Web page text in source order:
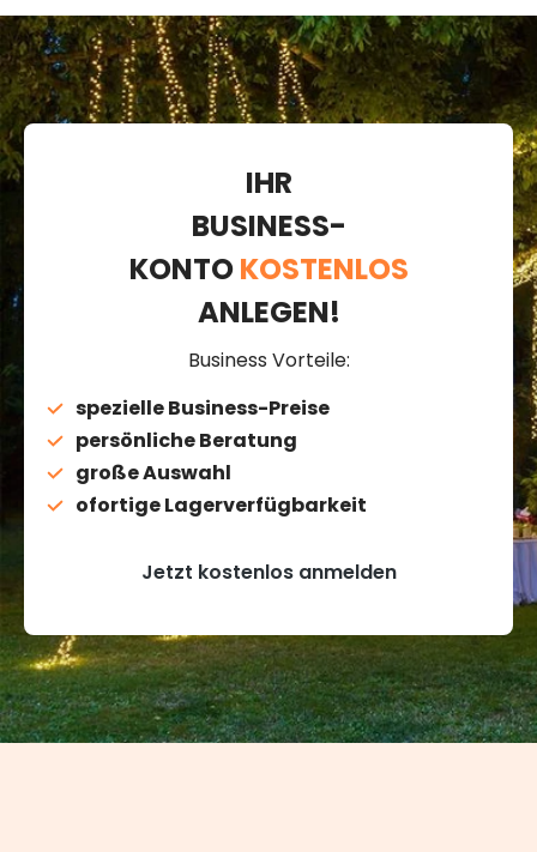
IHR
BUSINESS-
KONTOKOSTENLOS
ANLEGEN!
Business Vorteile:
spezielle Business-Preise
persönliche Beratung
große Auswahl
ofortige Lagerverfügbarkeit
Jetzt kostenlos anmelden